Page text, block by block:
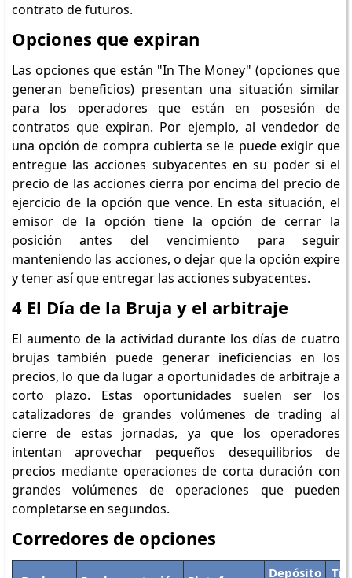
contrato de futuros.
Opciones que expiran
Las opciones que están "In The Money" (opciones que
generan beneficios) presentan una situación similar
para los operadores que están en posesión de
contratos que expiran. Por ejemplo, al vendedor de
una opción de compra cubierta se le puede exigir que
entregue las acciones subyacentes en su poder si el
precio de las acciones cierra por encima del precio de
ejercicio de la opción que vence. En esta situación, el
emisor de la opción tiene la opción de cerrar la
posición antes del vencimiento para seguir
manteniendo las acciones, o dejar que la opción expire
y tener así que entregar las acciones subyacentes.
4 El Día de la Bruja y el arbitraje
El aumento de la actividad durante los días de cuatro
brujas también puede generar ineficiencias en los
precios, lo que da lugar a oportunidades de arbitraje a
corto plazo. Estas oportunidades suelen ser los
catalizadores de grandes volúmenes de trading al
cierre de estas jornadas, ya que los operadores
intentan aprovechar pequeños desequilibrios de
precios mediante operaciones de corta duración con
grandes volúmenes de operaciones que pueden
completarse en segundos.
Corredores de opciones
Depósito